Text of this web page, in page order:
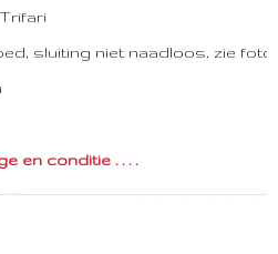
sluiting niet naadloos, zie foto
en conditie . . . .